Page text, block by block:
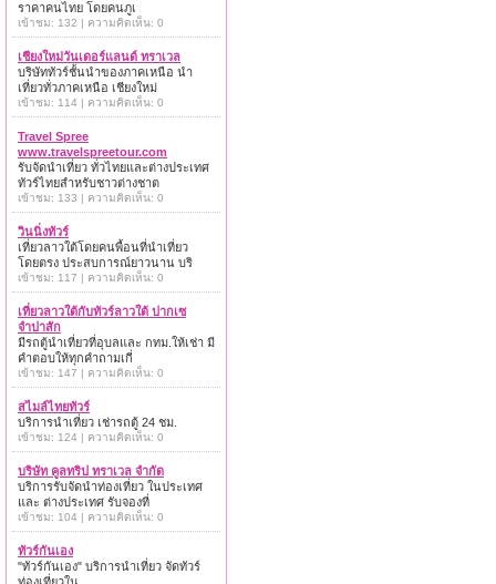
ราคาคนไทย โดยคนภูเ
เข้าชม: 132 | ความคิดเห็น: 0
เชียงใหม่วันเดอร์แลนด์ ทราเวล
บริษัททัวร์ชั้นนำของภาคเหนือ นำ
เที่ยวทั่วภาคเหนือ เชียงใหม่
เข้าชม: 114 | ความคิดเห็น: 0
Travel Spree
www.travelspreetour.com
รับจัดนำเที่ยว ทั่วไทยและต่างประเทศ
ทัวร์ไทยสำหรับชาวต่างชาต
เข้าชม: 133 | ความคิดเห็น: 0
วินนิ่งทัวร์
เที่ยวลาวใต้โดยคนพื้อนที่นำเที่ยว
โดยตรง ประสบการณ์ยาวนาน บริ
เข้าชม: 117 | ความคิดเห็น: 0
เที่ยวลาวใต้กับทัวร์ลาวใต้ ปากเซ
จำปาสัก
มีรถตู้นำเที่ยวที่อุบลและ กทม.ให้เช่า มี
คำตอบให้ทุกคำถามเกี่
เข้าชม: 147 | ความคิดเห็น: 0
สไมล์ไทยทัวร์
บริการนำเที่ยว เช่ารถตู้ 24 ชม.
เข้าชม: 124 | ความคิดเห็น: 0
บริษัท คูลทริป ทราเวล จำกัด
บริการรับจัดนำท่องเที่ยว ในประเทศ
และ ต่างประเทศ รับจองที่
เข้าชม: 104 | ความคิดเห็น: 0
ทัวร์กันเอง
"ทัวร์กันเอง" บริการนำเที่ยว จัดทัวร์